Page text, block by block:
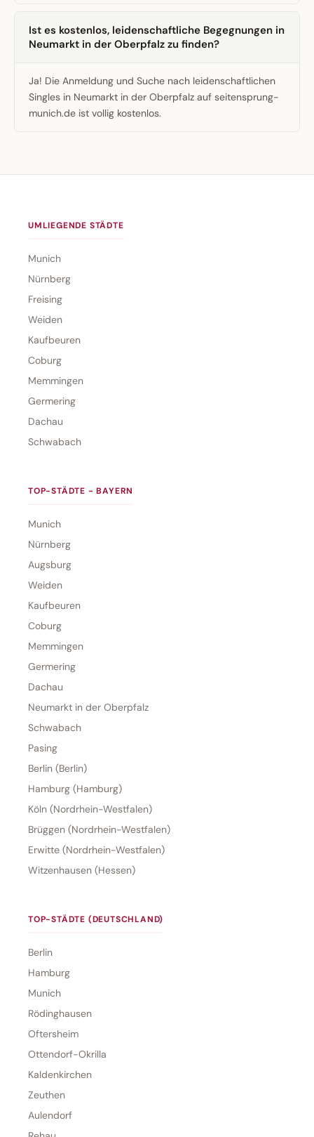
Ist es kostenlos, leidenschaftliche Begegnungen in
Neumarkt in der Oberpfalz zu finden?
Ja! Die Anmeldung und Suche nach leidenschaftlichen
Singles in Neumarkt in der Oberpfalz auf seitensprung-
munich.de ist vollig kostenlos.
UMLIEGENDE STÄDTE
Munich
Nürnberg
Freising
Weiden
Kaufbeuren
Coburg
Memmingen
Germering
Dachau
Schwabach
TOP-STÄDTE - BAYERN
Munich
Nürnberg
Augsburg
Weiden
Kaufbeuren
Coburg
Memmingen
Germering
Dachau
Neumarkt in der Oberpfalz
Schwabach
Pasing
Berlin (Berlin)
Hamburg (Hamburg)
Köln (Nordrhein-Westfalen)
Brüggen (Nordrhein-Westfalen)
Erwitte (Nordrhein-Westfalen)
Witzenhausen (Hessen)
TOP-STÄDTE (DEUTSCHLAND)
Berlin
Hamburg
Munich
Rödinghausen
Oftersheim
Ottendorf-Okrilla
Kaldenkirchen
Zeuthen
Aulendorf